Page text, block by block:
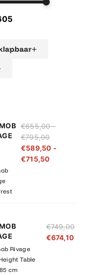
+
€655,00 -
€795,00
€655,00
tot
€795,00
€589,50 -
€715,50
€589,50
tot
€715,50
Rivage
Table
cm
€749,00
€674,10